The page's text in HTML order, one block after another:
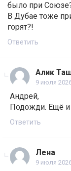
было при
В Дубае тоже
горят?!
Ответить
Алик
9 июля
Андрей,
Подожди. Ещё и
Ответить
Лена
9 июля